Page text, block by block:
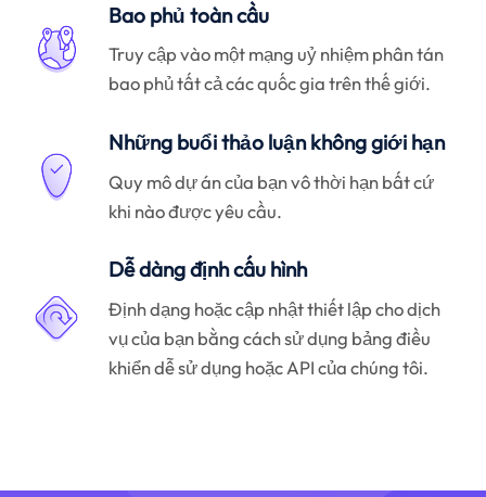
Bao phủ toàn cầu
Truy cập vào một mạng uỷ nhiệm phân tán
bao phủ tất cả các quốc gia trên thế giới.
Những buổi thảo luận không giới hạn
Quy mô dự án của bạn vô thời hạn bất cứ
khi nào được yêu cầu.
Dễ dàng định cấu hình
Định dạng hoặc cập nhật thiết lập cho dịch
vụ của bạn bằng cách sử dụng bảng điều
khiển dễ sử dụng hoặc API của chúng tôi.